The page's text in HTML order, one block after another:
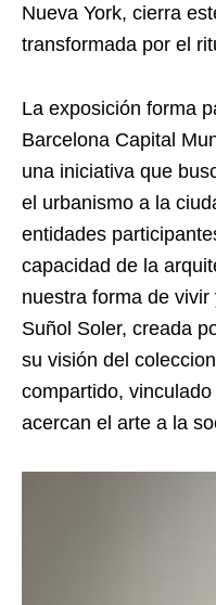
Nueva York, cierra
transformada por el
La exposición forma
Barcelona Capital
una iniciativa que
el urbanismo a la
entidades
capacidad de la
nuestra forma de
Suñol Soler, creada
su visión del
compartido,
acercan el arte a la